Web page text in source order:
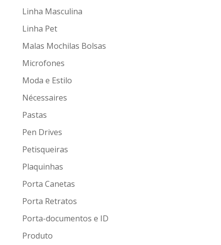
Linha Masculina
Linha Pet
Malas Mochilas Bolsas
Microfones
Moda e Estilo
Nécessaires
Pastas
Pen Drives
Petisqueiras
Plaquinhas
Porta Canetas
Porta Retratos
Porta-documentos e ID
Produto